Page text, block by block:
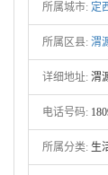
所属城市: 定
所属区县: 渭
详细地址: 渭
电话号码:
所属分类: 生